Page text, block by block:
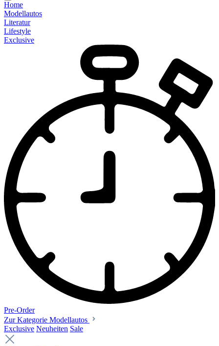
Home
Modellautos
Literatur
Lifestyle
Exclusive
Pre-Order
Zur Kategorie Modellautos
Exclusive Neuheiten Sale